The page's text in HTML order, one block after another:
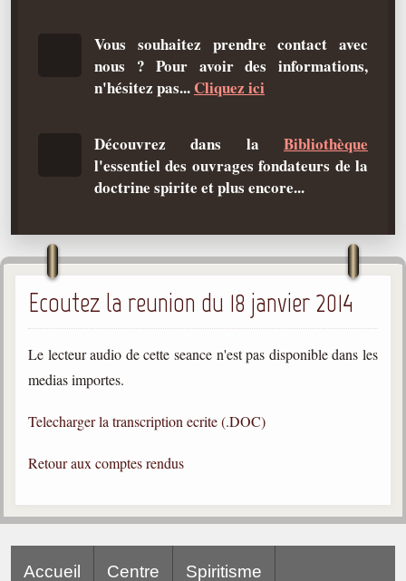
Les bases du spiritisme
Historique
But des manifestations spirites
Médiums
Les hommes
Les fondateurs
Allan Kardec
1804-1869
Léon Denis
Gabriel Delanne
Vous souhaitez prendre contact avec
nous ? Pour avoir des informations,
n'hésitez pas... Cliquez ici
Découvrez dans la Bibliothèque
l'essentiel des ouvrages fondateurs de la
doctrine spirite et plus encore...
Ecoutez la reunion du 18 janvier 2014
Le lecteur audio de cette seance n'est pas disponible dans les
medias importes.
Telecharger la transcription ecrite (.DOC)
Retour aux comptes rendus
Accueil Centre Spiritisme